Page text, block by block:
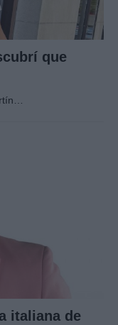
que
italiana de